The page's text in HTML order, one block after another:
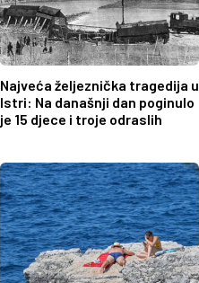
Najveća željeznička tragedija u
Istri: Na današnji dan poginulo
je 15 djece i troje odraslih